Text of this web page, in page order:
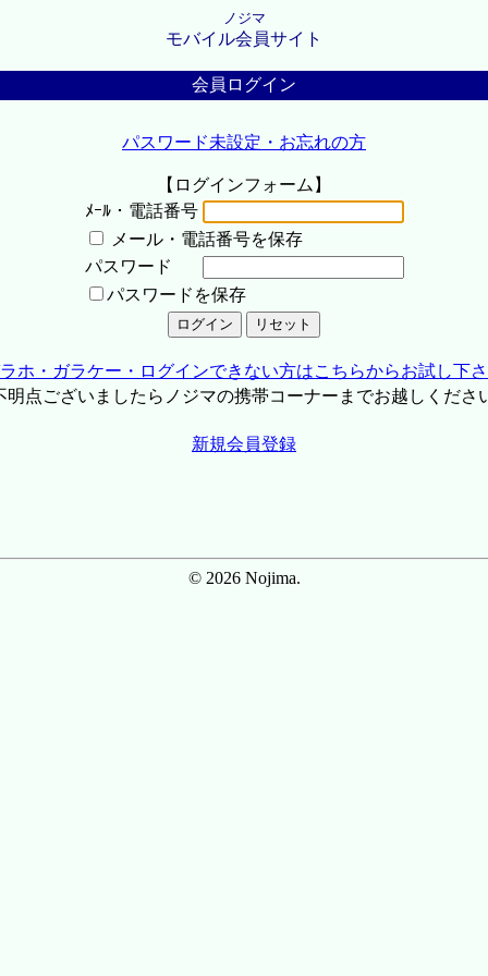
ノジマ
モバイル会員サイト
会員ログイン
パスワード未設定・お忘れの方
【ログインフォーム】
ﾒｰﾙ・電話番号
メール・電話番号を保存
パスワード
パスワードを保存
ホ・ガラケー・ログインできない方はこちらからお試し下
点ございましたらノジマの携帯コーナーまでお越しくださ
新規会員登録
© 2026 Nojima.